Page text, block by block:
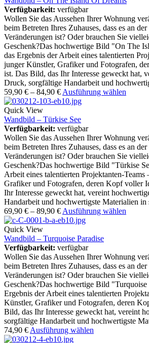
Verfügbarkeit: verfügbar
Wollen Sie das Aussehen Ihrer Wohnung
beim Betreten Ihres Zuhauses, dass es an
Veränderungen ist? Oder brauchen Sie
Geschenk?Das hochwertige Bild "On The
das Ergebnis der Arbeit eines talentierten
junger Künstler, Grafiker und Fotografen,
ist. Das Bild, das Ihr Interesse geweckt hat,
Druck, sorgfältige Handarbeit und
59,90 € – 84,90 € Ausführung wählen
Quick View
Wandbild – Türkise See
Verfügbarkeit: verfügbar
Wollen Sie das Aussehen Ihrer Wohnung
beim Betreten Ihres Zuhauses, dass es an
Veränderungen ist? Oder brauchen Sie
Geschenk?Das hochwertige Bild "Türkise
Arbeit eines talentierten Projektanten-Teams
Grafiker und Fotografen, deren Kopf voller
Ihr Interesse geweckt hat, vereint
Handarbeit und hochwertigste Materialien in
69,90 € – 89,90 € Ausführung wählen
Quick View
Wandbild – Turquoise Paradise
Verfügbarkeit: verfügbar
Wollen Sie das Aussehen Ihrer Wohnung
beim Betreten Ihres Zuhauses, dass es an
Veränderungen ist? Oder brauchen Sie
Geschenk?Das hochwertige Bild "Turquoise
Ergebnis der Arbeit eines talentierten
Künstler, Grafiker und Fotografen, deren
Bild, das Ihr Interesse geweckt hat, vereint
sorgfältige Handarbeit und hochwertigste
74,90 € Ausführung wählen